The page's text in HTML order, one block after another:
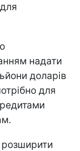
надати
доларів
для
розширити